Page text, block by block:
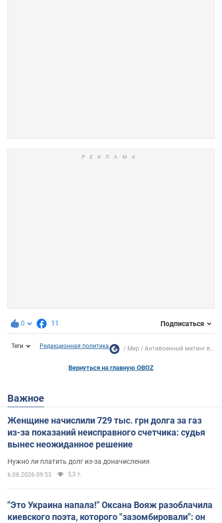
0 11 Подписаться
Теги Редакционная политика Мир Антивоенный митинг в...
Вернуться на главную OBOZ
Важное
Женщине начислили 729 тыс. грн долга за газ
из-за показаний неисправного счетчика: судья
вынес неожиданное решение
Нужно ли платить долг из-за доначисления
6.08.2026 09:53 5,3 т.
"Это Украина напала!" Оксана Вояж разоблачила
киевского поэта, которого "зазомбировали": он